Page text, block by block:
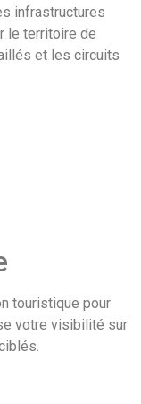
infrastructures
le territoire de
et les circuits
touristique pour
votre visibilité sur